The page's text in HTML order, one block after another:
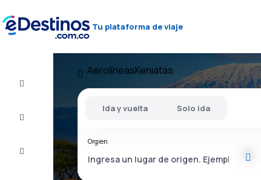
Tu plataforma de viaje
AerolíneasKeniatas
Ida y vuelta Solo ida
Orgien